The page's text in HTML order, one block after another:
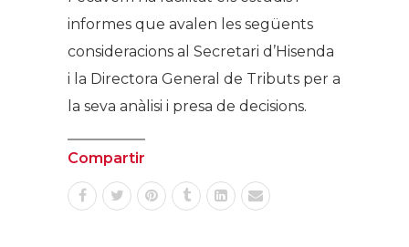
informes que avalen les següents
consideracions al Secretari d’Hisenda
i la Directora General de Tributs per a
la seva anàlisi i presa de decisions.
Compartir